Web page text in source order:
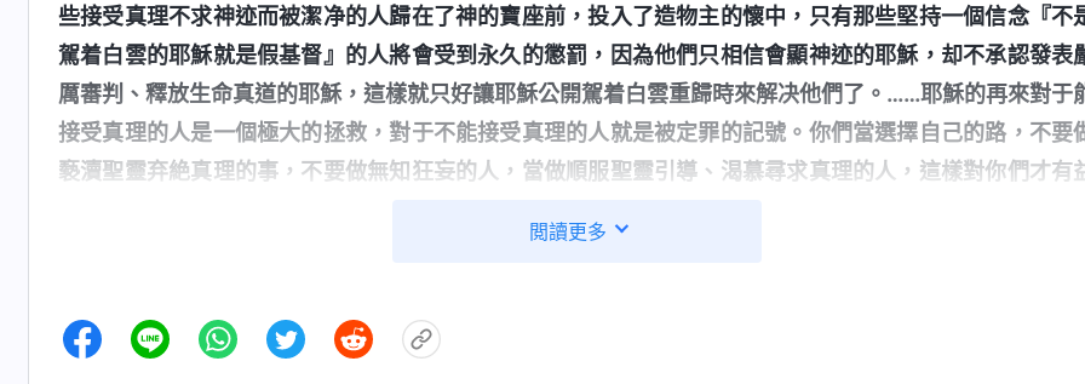
些接受真理不求神迹而被潔净的人歸在了神的寶座前，投入了造物主的懷中，只有那些堅持一個信念『不
駕着白雲的耶穌就是假基督』的人將會受到永久的懲罰，因為他們只相信會顯神迹的耶穌，却不承認發表
厲審判、釋放生命真道的耶穌，這樣就只好讓耶穌公開駕着白雲重歸時來解决他們了。……耶穌的再來對于
接受真理的人是一個極大的拯救，對于不能接受真理的人就是被定罪的記號。你們當選擇自己的路，不要
褻瀆聖靈弃絶真理的事，不要做無知狂妄的人，當做順服聖靈引導、渴慕尋求真理的人，這樣對你們才有
人。如果人不知珍惜這千載難逢的機會，錯過了神成全得勝者的工作，最後只能哀哭切齒、悔斷肝腸。
閲讀更多